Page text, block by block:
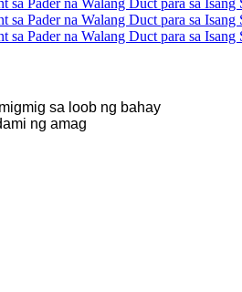
sa loob ng bahay
ng amag